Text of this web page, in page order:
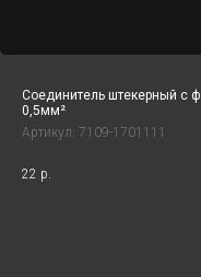
Соединитель штекерный с
0,5мм²
Артикул: 7109-1701111
22 р.